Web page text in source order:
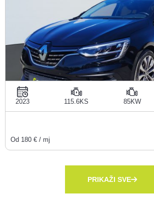
2023 115.6KS 85KW
Od 180 € / mj
PRIKAŽI SVE